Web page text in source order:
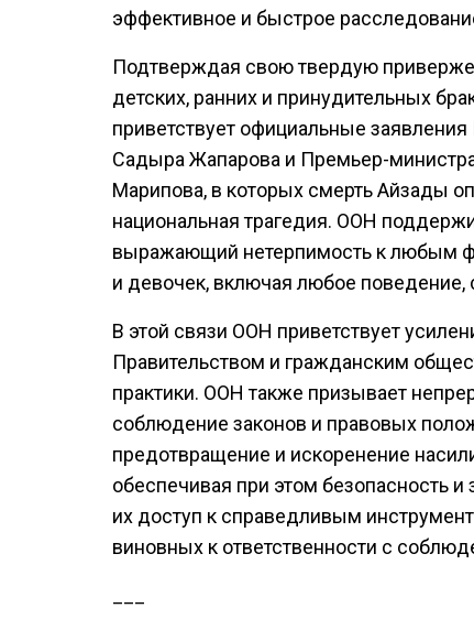
эффективное и быстрое
Подтверждая свою твердую
детских, ранних и принудительных
приветствует официальные
Садыра Жапарова и Премьер-
Марипова, в которых смерть Айзады
национальная трагедия. ООН
выражающий нетерпимость к любым
и девочек, включая любое поведение,
В этой связи ООН приветствует
Правительством и гражданским
практики. ООН также призывает
соблюдение законов и правовых
предотвращение и искоренение
обеспечивая при этом безопасность
их доступ к справедливым
виновных к ответственности с